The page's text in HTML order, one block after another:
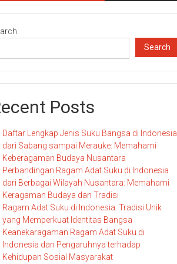
Search
Posts
Daftar Lengkap Jenis Suku Bangsa di Indonesia
dari Sabang sampai Merauke: Memahami
Keberagaman Budaya Nusantara
Perbandingan Ragam Adat Suku di Indonesia
dari Berbagai Wilayah Nusantara: Memahami
Keragaman Budaya dan Tradisi
Ragam Adat Suku di Indonesia: Tradisi Unik
yang Memperkuat Identitas Bangsa
Keanekaragaman Ragam Adat Suku di
Indonesia dan Pengaruhnya terhadap
Kehidupan Sosial Masyarakat